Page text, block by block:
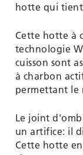
hotte qui
Cette hotte à
technologie
cuisson sont
à charbon
permettant le
Le joint
un artifice: il
Cette hotte